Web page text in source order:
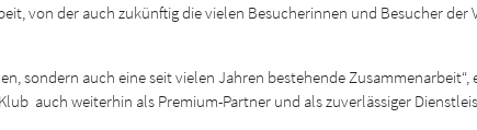
von der auch zukünftig die vielen Besucherinnen und Besucher der
sondern auch eine seit vielen Jahren bestehende
auch weiterhin als Premium-Partner und als zuverlässiger